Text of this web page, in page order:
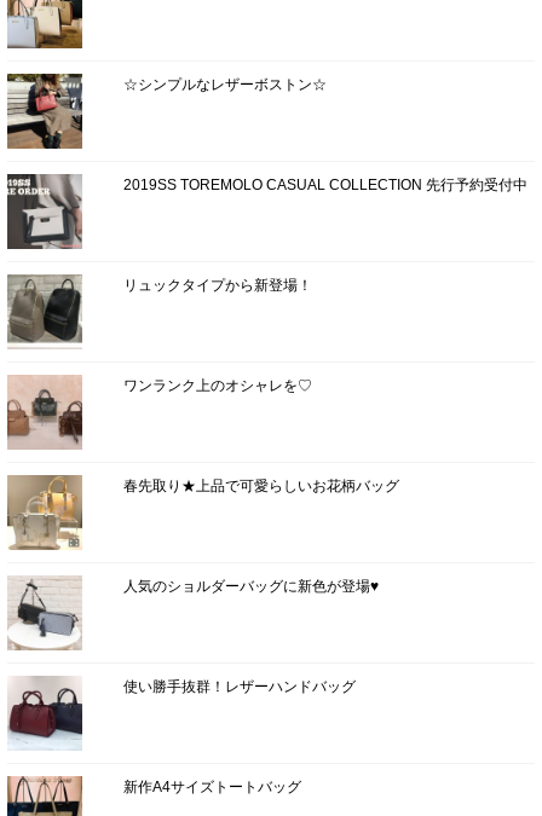
☆シンプルなレザーボストン☆
2019SS TOREMOLO CASUAL COLLECTION 先行予約受付中
リュックタイプから新登場！
ワンランク上のオシャレを♡
春先取り★上品で可愛らしいお花柄バッグ
人気のショルダーバッグに新色が登場♥
使い勝手抜群！レザーハンドバッグ
新作A4サイズトートバッグ